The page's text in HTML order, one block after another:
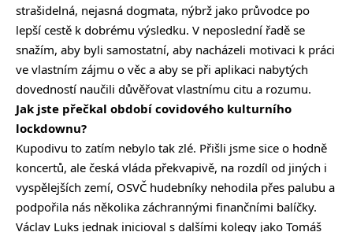
strašidelná, nejasná dogmata, nýbrž jako průvodce po
lepší cestě k dobrému výsledku. V neposlední řadě se
snažím, aby byli samostatní, aby nacházeli motivaci k práci
ve vlastním zájmu o věc a aby se při aplikaci nabytých
dovedností naučili důvěřovat vlastnímu citu a rozumu.
Jak jste přečkal období covidového kulturního
lockdownu?
Kupodivu to zatím nebylo tak zlé. Přišli jsme sice o hodně
koncertů, ale česká vláda překvapivě, na rozdíl od jiných i
vyspělejších zemí, OSVČ hudebníky nehodila přes palubu a
podpořila nás několika záchrannými finančními balíčky.
Václav Luks jednak inicioval s dalšími kolegy jako Tomáš